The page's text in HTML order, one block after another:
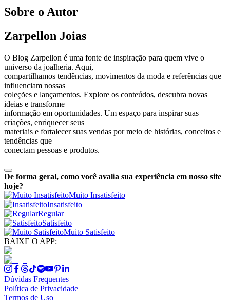
Sobre o Autor
Zarpellon Joias
O Blog Zarpellon é uma fonte de inspiração para quem vive o
universo da joalheria. Aqui,
compartilhamos tendências, movimentos da moda e referências que
influenciam nossas
coleções e lançamentos. Explore os conteúdos, descubra novas
ideias e transforme
informação em oportunidades. Um espaço para inspirar suas
criações, enriquecer seus
materiais e fortalecer suas vendas por meio de histórias, conceitos e
tendências que
conectam pessoas e produtos.
De forma geral, como você avalia sua experiência em nosso site
hoje?
Muito Insatisfeito
Insatisfeito
Regular
Satisfeito
Muito Satisfeito
BAIXE O APP:
Dúvidas Frequentes
Política de Privacidade
Termos de Uso